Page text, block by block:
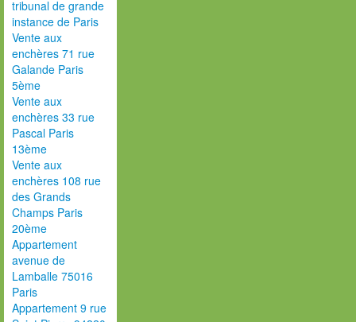
tribunal de grande
instance de Paris
Vente aux
enchères 71 rue
Galande Paris
5ème
Vente aux
enchères 33 rue
Pascal Paris
13ème
Vente aux
enchères 108 rue
des Grands
Champs Paris
20ème
Appartement
avenue de
Lamballe 75016
Paris
Appartement 9 rue